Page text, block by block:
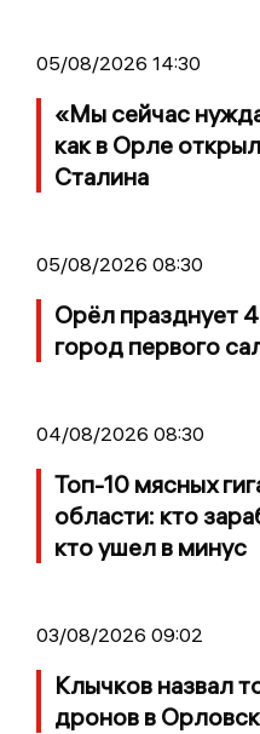
05/08/2026 14:30
«Мы сейчас
как в Орле
Сталина
05/08/2026 08:30
Орёл празднует
город первого
04/08/2026 08:30
Топ-10 мясных
области: кто
кто ушел в минус
03/08/2026 09:02
Клычков назвал
дронов в